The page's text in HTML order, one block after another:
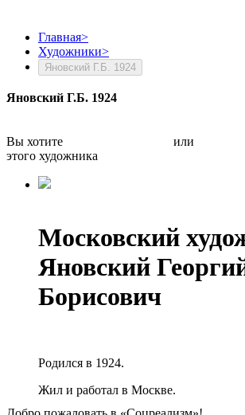
Главная>
Художники>
Яновский Г.Б. 1924
Яновский Г.Б. 1924
Вы хотите или
этого художника
Московский
Яновский
Борисович
Родился в 1924.
Жил и работал в Москве.